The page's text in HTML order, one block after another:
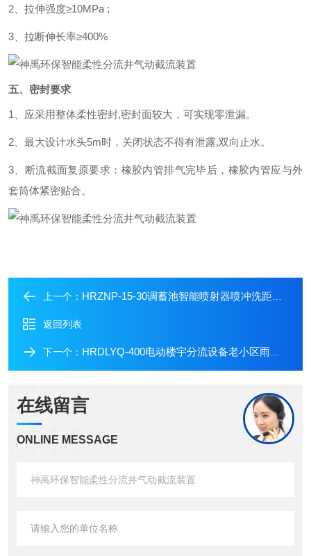
2、 拉伸强度≥10MPa ;
3、 拉断伸长率≥400%
五、 密封要求
1 应采用整体柔性密封,密封面较大，可实现零泄漏。
2 最大设计水头5m时，关闭状态不得有泄露,双向止水 。
3 断流截面复原要求 ： 橡胶内管排气完毕后，橡胶内管应与外
套筒体紧密贴合。
上一个： HRZNP-15-30调蓄池智能喷射器喷冲洗距离远冲洗效果好
返回列表
下一个： HRDLYQ-400电动楼宇分流设备老小区雨水回收雨污分流
在线留言
ONLINE MESSAGE